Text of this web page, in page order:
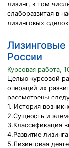
лизинг, в том
слаборазвитая в
лизинговых
Лизинговые
России
Курсовая работа,
Целью курсовой
операций их
рассмотрены
1. История
2.Сущность и
3.Классификация
4.Развитие
5.Лизинговая